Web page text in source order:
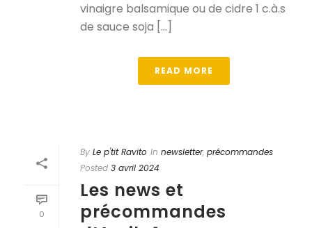
vinaigre balsamique ou de cidre 1 c.à.s
de sauce soja [...]
READ MORE
0
By Le p'tit Ravito In newsletter, précommandes
Posted 3 avril 2024
Les news et
précommandes